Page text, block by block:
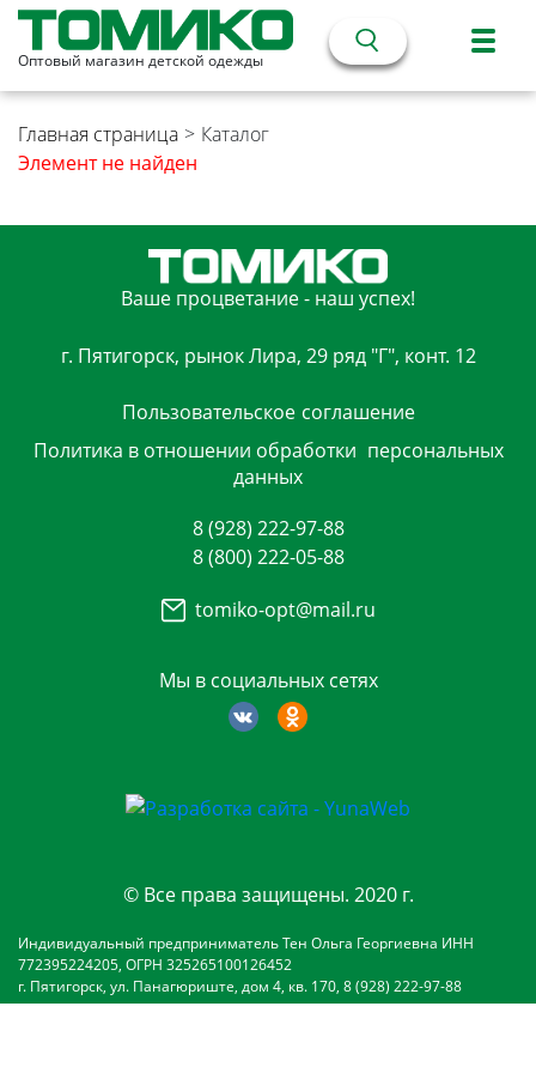
Оптовый магазин детской одежды
Главная страница > Каталог
Элемент не найден
Ваше процветание - наш успех!
г. Пятигорск, рынок Лира, 29 ряд "Г", конт. 12
Пользовательское соглашение
Политика в отношении обработки персональных
данных
Мы в социальных сетях
8 (928) 222-97-88
8 (800) 222-05-88
tomiko-opt@mail.ru
© Все права защищены. 2020 г.
Индивидуальный предприниматель Тен Ольга Георгиевна ИНН
772395224205, ОГРН 325265100126452
г. Пятигорск, ул. Панагюриште, дом 4, кв. 170, 8 (928) 222-97-88